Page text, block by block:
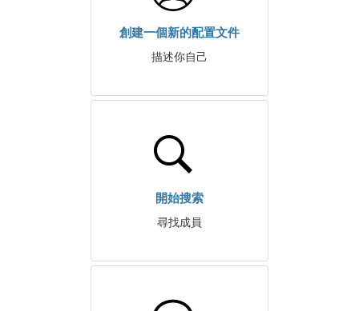
創建一個新的配置文件
描述你自己
開始搜索
尋找成員